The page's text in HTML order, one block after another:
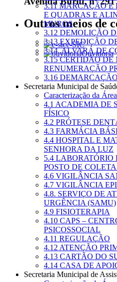
Outros meios de
e-SIC
Ouvidoria
3.11 MARCAÇÃO
E QUADRAS E
MUROS
3.12 DEMOLIÇÃO
3.13 EXPEDIÇÃO
3.14. ALVARÁ DE
3.15 CERTIDÃO
RENUMERAÇÃO
3.16
Secretaria Municipal de
Caracterização da
4.1 ACADEMIA DE
FÍSICO
4.2 PRÓTESE
4.3 FARMÁCIA
4.4 HOSPITAL E
SENHORA DA LUZ
5.4
POSTO DE
4.6 VIGILÂNCIA
4.7 VIGILÂNCIA
4.8. SERVIÇO DE
URGÊNCIA (SAMU)
4.9 FISIOTERAPIA
4.10 CAPS –
PSICOSSOCIAL
4.11 REGULAÇÃO
4.12 ATENÇÃO
4.13 CARTÃO DO
4.14 CASA DE
Secretaria Municipal de